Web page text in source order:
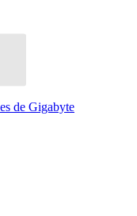
de Gigabyte